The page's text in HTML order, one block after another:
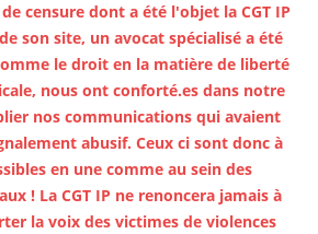
censure dont a été l'objet la CGT IP
son site, un avocat spécialisé a été
le droit en la matière de liberté
nous ont conforté.es dans notre
nos communications qui avaient
abusif. Ceux ci sont donc à
en une comme au sein des
! La CGT IP ne renoncera jamais à
la voix des victimes de violences